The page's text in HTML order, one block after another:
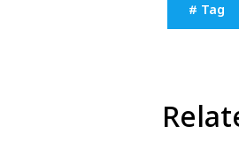
# Tag